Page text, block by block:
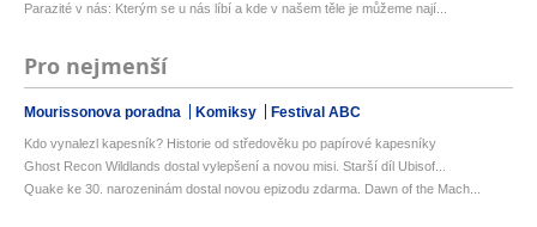
Parazité v nás: Kterým se u nás líbí a kde v našem těle je můžeme nají...
Pro nejmenší
Mourissonova poradna Komiksy Festival ABC
Kdo vynalezl kapesník? Historie od středověku po papírové kapesníky
Ghost Recon Wildlands dostal vylepšení a novou misi. Starší díl Ubisof...
Quake ke 30. narozeninám dostal novou epizodu zdarma. Dawn of the Mach...